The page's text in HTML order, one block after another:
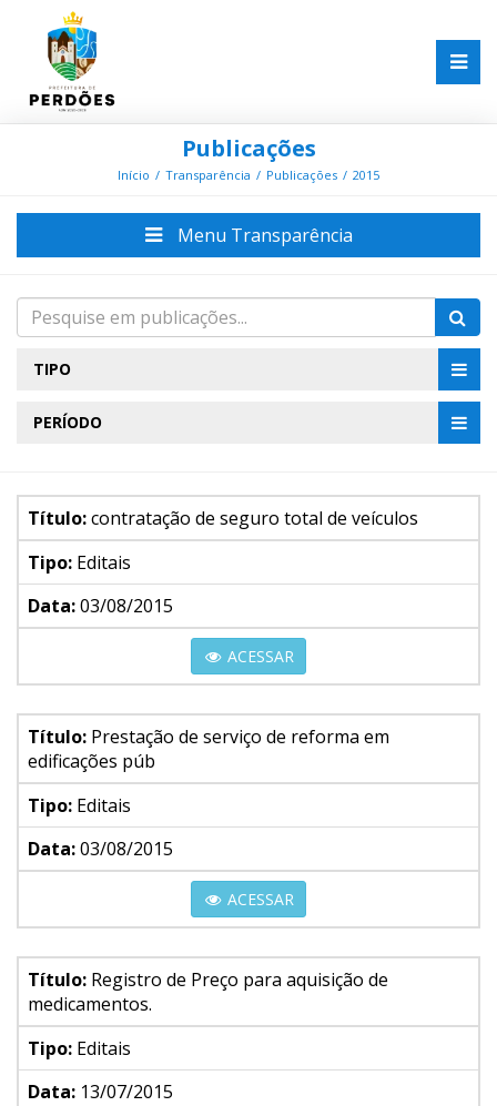
Publicações
Início Transparência Publicações 2015
Menu Transparência
TIPO
PERÍODO
Título:contratação de seguro total de veículos
Tipo: Editais
Data:03/08/2015
ACESSAR
Título: Prestação de serviço de reforma em
edificações púb
Tipo: Editais
Data:03/08/2015
ACESSAR
Título: Registro de Preço para aquisição de
medicamentos.
Tipo: Editais
Data: 13/07/2015